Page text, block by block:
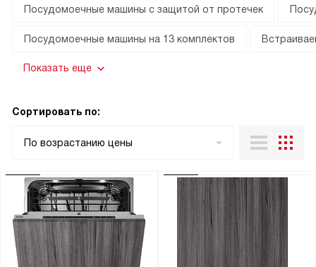
Посудомоечные машины с защитой от протечек
Посудомоечные машины на 13 комплектов
Показать еще
Сортировать по:
По возрастанию цены